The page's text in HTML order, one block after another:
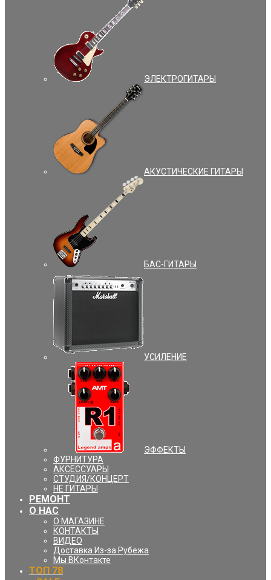
ЭЛЕКТРОГИТАРЫ
АКУСТИЧЕСКИЕ ГИТАРЫ
БАС-ГИТАРЫ
УCИЛЕНИЕ
ЭФФЕКТЫ
ФУРНИТУРА
АКСЕССУАРЫ
СТУДИЯ/КОНЦЕРТ
НЕ ГИТАРЫ
РЕМОНТ
О НАС
О МАГАЗИНЕ
КОНТАКТЫ
ВИДЕО
Доставка Из-за Рубежа
Мы ВКонтакте
ТОП 78